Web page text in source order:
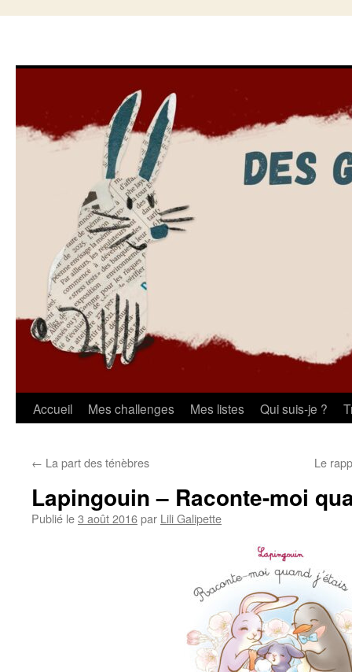
Aller
contenu
Accueil Mes challenges Mes listes Qui suis-je ?
← La part des ténèbres Le
Lapingouin – Raconte-moi
Publié le3 août 2016par Lili Galipette